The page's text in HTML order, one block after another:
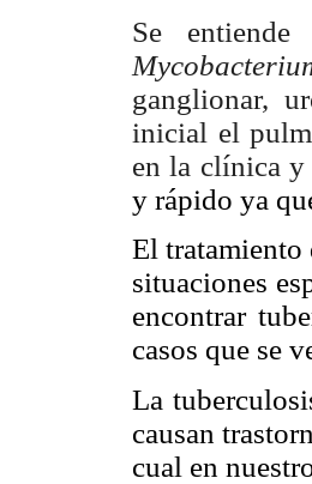
Se
ganglionar,
inicial el
en la clínica y
y rápido ya
El tratamiento
situaciones
encontrar
casos que se
La
causan
cual en